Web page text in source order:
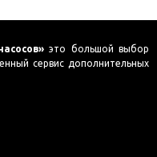
это большой выбор
сервис дополнительных